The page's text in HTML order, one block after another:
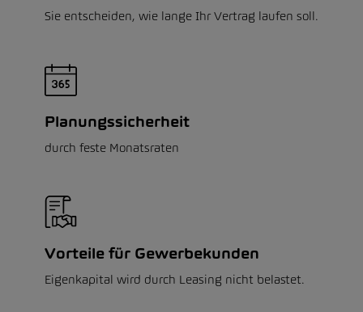
Sie entscheiden, wie lange Ihr Vertrag laufen soll.
Planungssicherheit
durch feste Monatsraten
Vorteile für Gewerbekunden
Eigenkapital wird durch Leasing nicht belastet.